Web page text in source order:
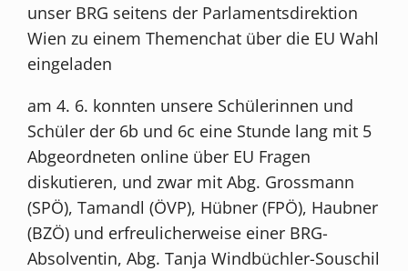
unser BRG seitens der Parlamentsdirektion
Wien zu einem Themenchat über die EU Wahl
eingeladen
am 4. 6. konnten unsere Schülerinnen und
Schüler der 6b und 6c eine Stunde lang mit 5
Abgeordneten online über EU Fragen
diskutieren, und zwar mit Abg. Grossmann
(SPÖ), Tamandl (ÖVP), Hübner (FPÖ), Haubner
(BZÖ) und erfreulicherweise einer BRG-
Absolventin, Abg. Tanja Windbüchler-Souschil